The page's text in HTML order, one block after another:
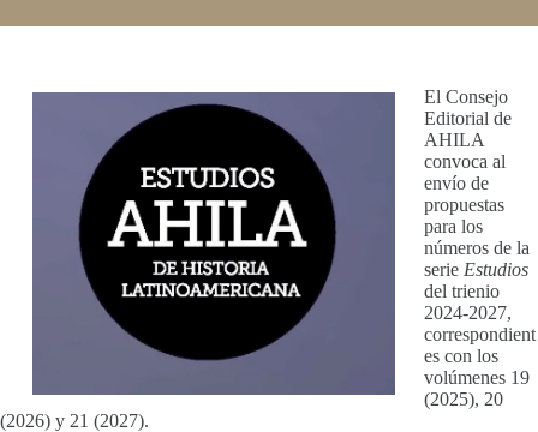
El Consejo
Editorial de
AHILA
convoca al
envío de
propuestas
para los
números de la
serie Estudios
del trienio
2024-2027,
correspondient
es con los
volúmenes 19
(2025), 20
(2026) y 21 (2027).